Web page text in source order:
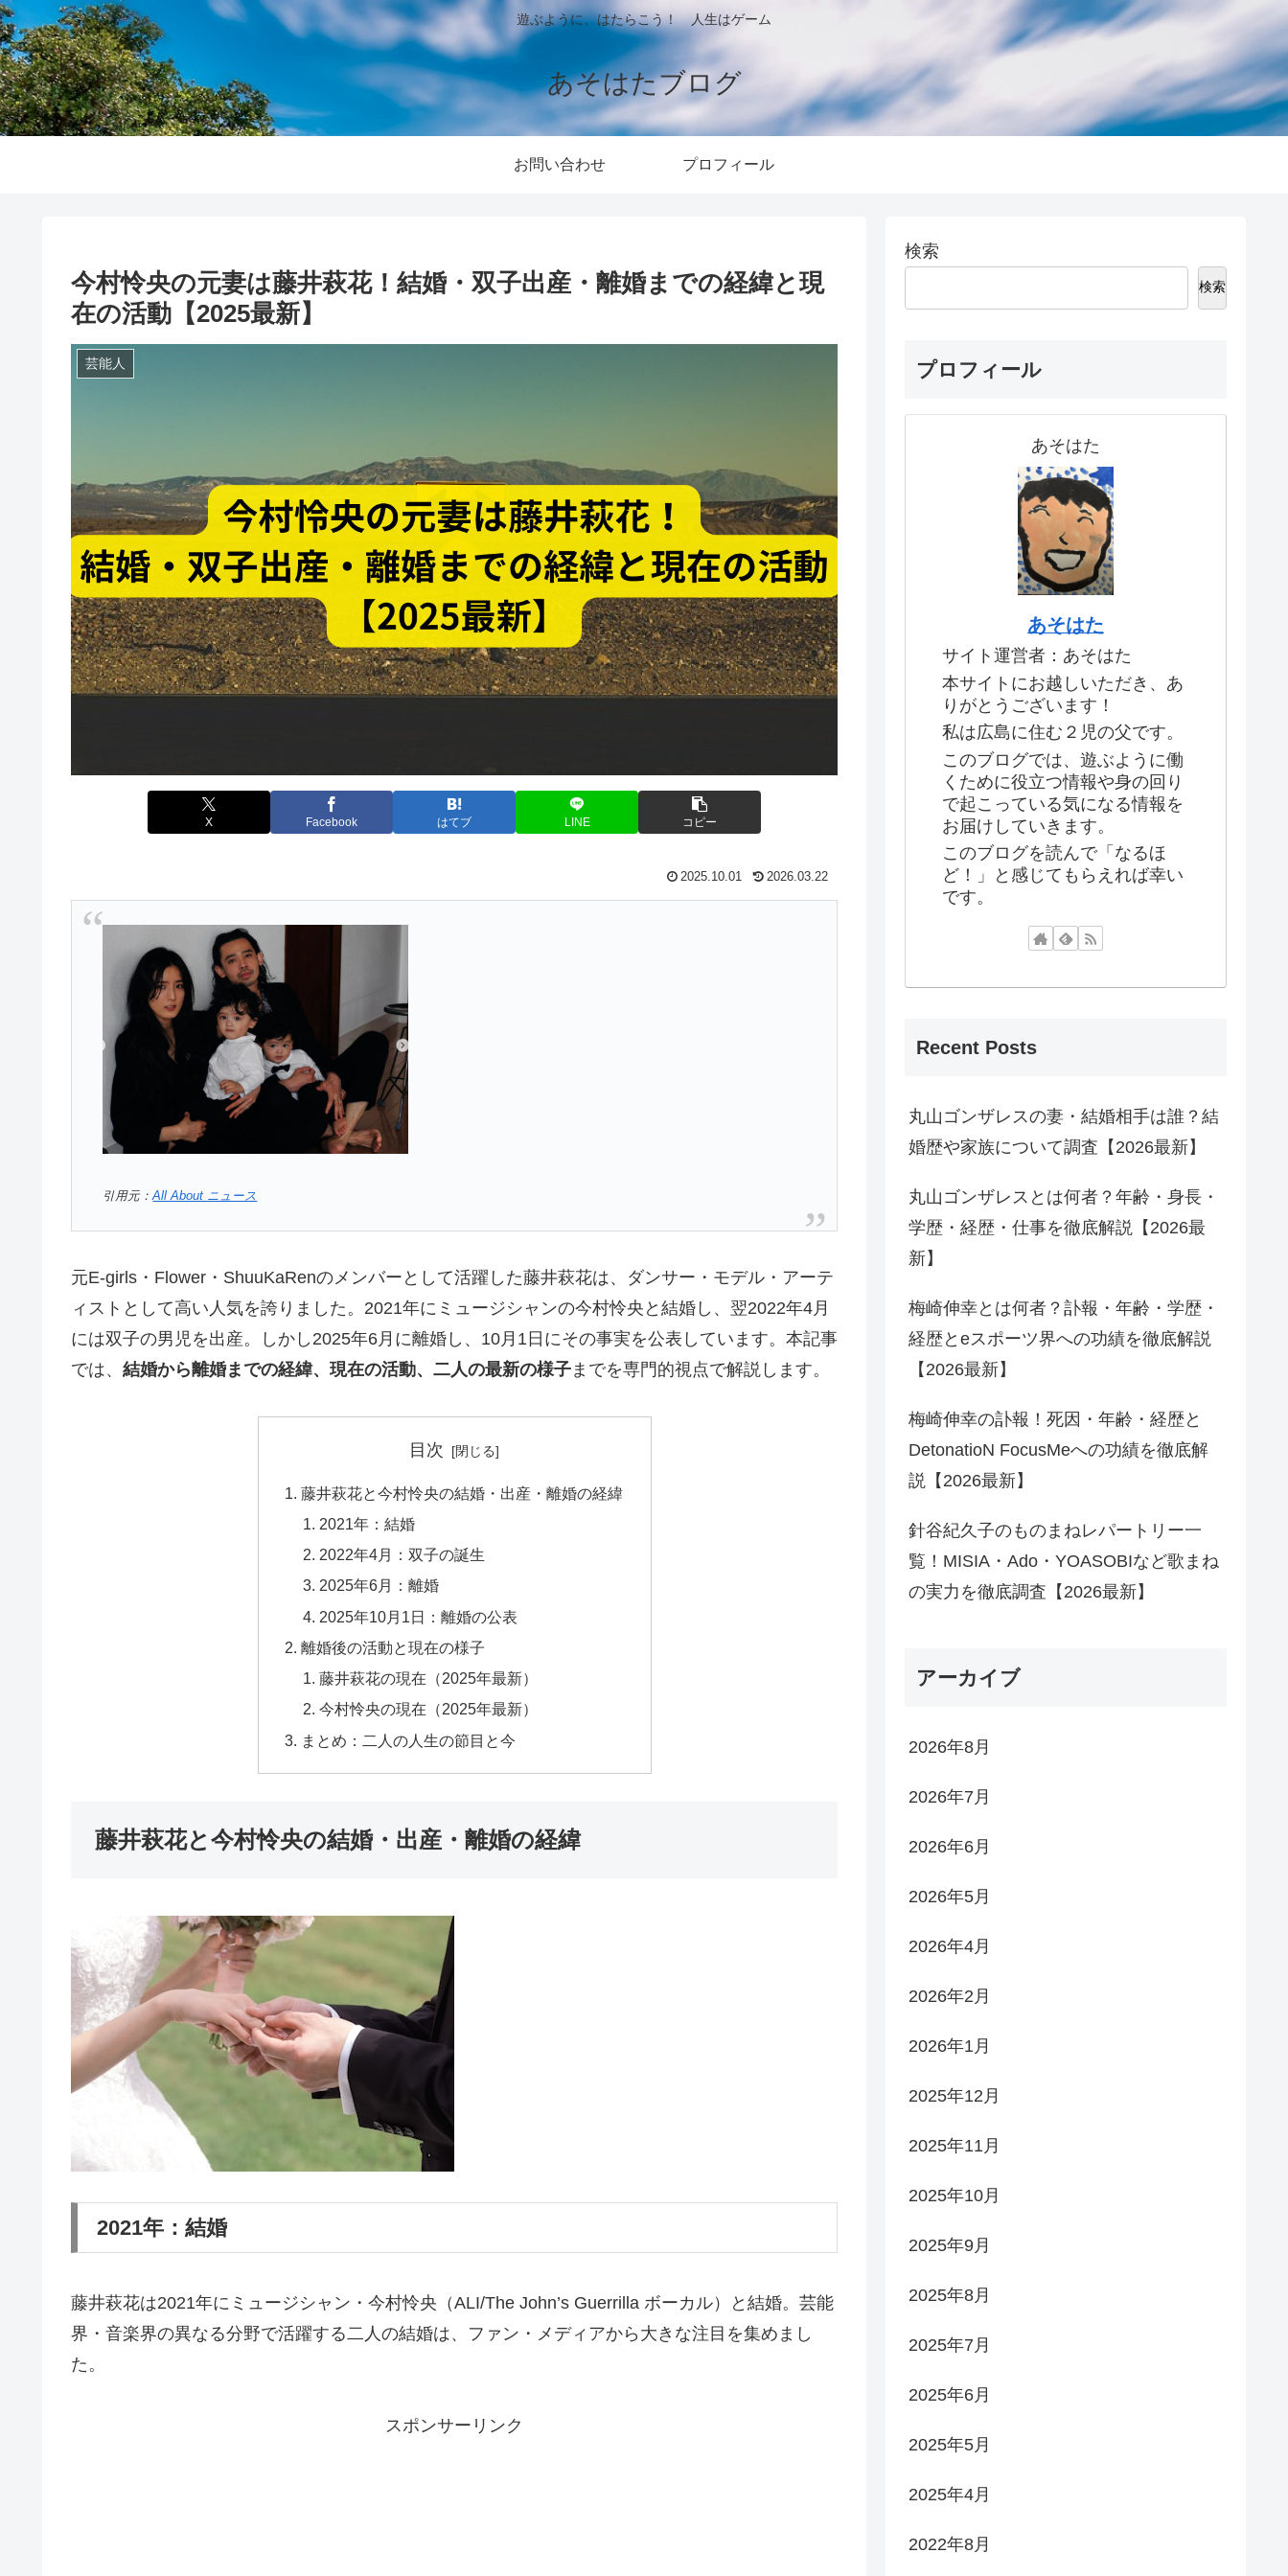
遊ぶように、はたらこう！ 人生はゲーム
あそはたブログ
お問い合わせ プロフィール
今村怜央の元妻は藤井萩花！結婚・双子出産・離婚までの経緯と現
在の活動【2025最新】
芸能人
X Facebook はてブ LINE コピー
2025.10.01 2026.03.22
引用元：All About ニュース
元E-girls・Flower・ShuuKaRenのメンバーとして活躍した藤井萩花は、ダンサー・モデル・アーテ
ィストとして高い人気を誇りました。2021年にミュージシャンの今村怜央と結婚し、翌2022年4月
には双子の男児を出産。しかし2025年6月に離婚し、10月1日にその事実を公表しています。本記事
では、 結婚から離婚までの経緯、現在の活動、二人の最新の様子までを専門的視点で解説します。
目次
藤井萩花と今村怜央の結婚・出産・離婚の経緯
2021年：結婚
2022年4月：双子の誕生
2025年6月：離婚
2025年10月1日：離婚の公表
離婚後の活動と現在の様子
藤井萩花の現在（2025年最新）
今村怜央の現在（2025年最新）
まとめ：二人の人生の節目と今
藤井萩花と今村怜央の結婚・出産・離婚の経緯
2021年：結婚
藤井萩花は2021年にミュージシャン・今村怜央（ALI/The John’s Guerrilla ボーカル）と結婚。芸能
界・音楽界の異なる分野で活躍する二人の結婚は、ファン・メディアから大きな注目を集めまし
た。
スポンサーリンク
検索
検索
プロフィール
あそはた
あそはた
サイト運営者：あそはた
本サイトにお越しいただき、あ
りがとうございます！
私は広島に住む２児の父です。
このブログでは、遊ぶように働
くために役立つ情報や身の回り
で起こっている気になる情報を
お届けしていきます。
このブログを読んで「なるほ
ど！」と感じてもらえれば幸い
です。
Recent Posts
丸山ゴンザレスの妻・結婚相手は誰？結
婚歴や家族について調査【2026最新】
丸山ゴンザレスとは何者？年齢・身長・
学歴・経歴・仕事を徹底解説【2026最
新】
梅崎伸幸とは何者？訃報・年齢・学歴・
経歴とeスポーツ界への功績を徹底解説
【2026最新】
梅崎伸幸の訃報！死因・年齢・経歴と
DetonatioN FocusMeへの功績を徹底解
説【2026最新】
針谷紀久子のものまねレパートリー一
覧！MISIA・Ado・YOASOBIなど歌まね
の実力を徹底調査【2026最新】
アーカイブ
2026年8月
2026年7月
2026年6月
2026年5月
2026年4月
2026年2月
2026年1月
2025年12月
2025年11月
2025年10月
2025年9月
2025年8月
2025年7月
2025年6月
2025年5月
2025年4月
2022年8月